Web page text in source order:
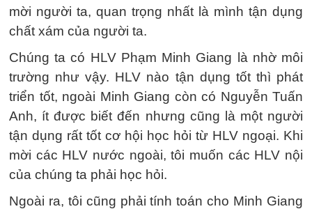
mời người ta, quan trọng nhất là mình tận dụng
chất xám của người ta.
Chúng ta có HLV Phạm Minh Giang là nhờ môi
trường như vậy. HLV nào tận dụng tốt thì phát
triển tốt, ngoài Minh Giang còn có Nguyễn Tuấn
Anh, ít được biết đến nhưng cũng là một người
tận dụng rất tốt cơ hội học hỏi từ HLV ngoại. Khi
mời các HLV nước ngoài, tôi muốn các HLV nội
của chúng ta phải học hỏi.
Ngoài ra, tôi cũng phải tính toán cho Minh Giang